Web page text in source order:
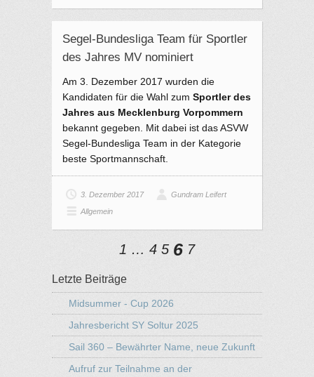
Segel-Bundesliga Team für Sportler
des Jahres MV nominiert
Am 3. Dezember 2017 wurden die
Kandidaten für die Wahl zum Sportler des
Jahres aus Mecklenburg Vorpommern
bekannt gegeben. Mit dabei ist das ASVW
Segel-Bundesliga Team in der Kategorie
beste Sportmannschaft.
3. Dezember 2017
Gundram Leifert
Allgemein
1 … 4 5 6 7
Letzte Beiträge
Midsummer - Cup 2026
Jahresbericht SY Soltur 2025
Sail 360 – Bewährter Name, neue Zukunft
Aufruf zur Teilnahme an der